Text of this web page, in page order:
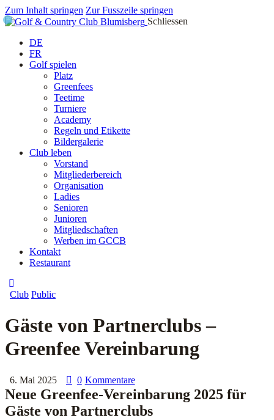
Zum Inhalt springen Zur Fusszeile springen
Schliessen
DE
FR
Golf spielen
Platz
Greenfees
Teetime
Turniere
Academy
Regeln und Etikette
Bildergalerie
Club leben
Vorstand
Mitgliederbereich
Organisation
Ladies
Senioren
Junioren
Mitgliedschaften
Werben im GCCB
Kontakt
Restaurant
Club Public
Gäste von Partnerclubs –
Greenfee Vereinbarung
6. Mai 2025 0 Kommentare
Neue Greenfee-Vereinbarung 2025 für
Gäste von Partnerclubs